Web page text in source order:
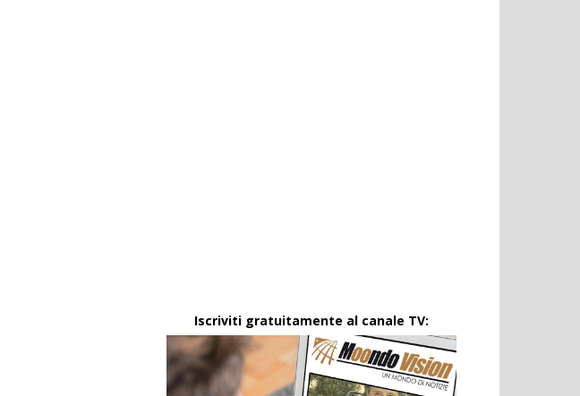
Iscriviti gratuitamente al canale TV: